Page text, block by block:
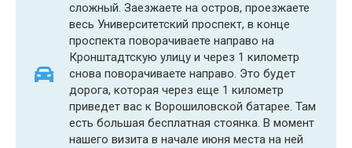
сложный. Заезжаете на остров, проезжаете
весь Университетский проспект, в конце
проспекта поворачиваете направо на
Кронштадтскую улицу и через 1 километр
снова поворачиваете направо. Это будет
дорога, которая через еще 1 километр
приведет вас к Ворошиловской батарее. Там
есть большая бесплатная стоянка. В момент
нашего визита в начале июня места на ней